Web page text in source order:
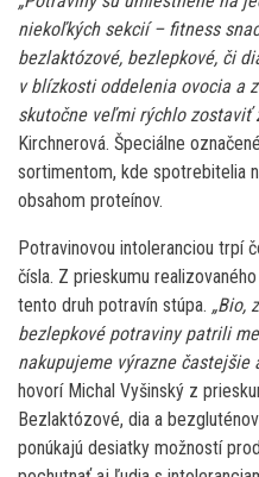
niekoľkých sekcií – fitness
bezlaktózové, bezlepkové, či
v blízkosti oddelenia ovocia a
skutočne veľmi rýchlo zostaviť
Kirchnerová. Špeciálne
sortimentom, kde spotrebitelia
obsahom proteínov.
Potravinovou intoleranciou trpí
čísla. Z prieskumu
tento druh potravín stúpa. „Bio,
bezlepkové potraviny patrili
nakupujeme výrazne častejšie
hovorí Michal Vyšinský z
Bezlaktózové, dia a
ponúkajú desiatky možností